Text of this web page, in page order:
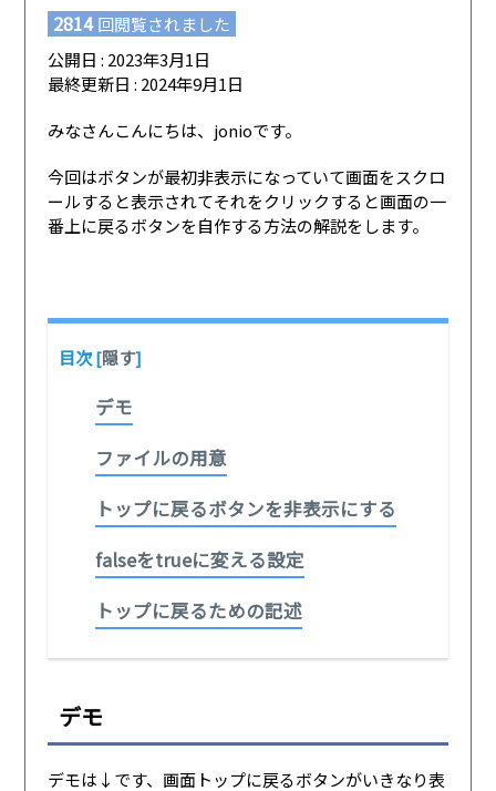
2814回閲覧されました
公開日 : 2023年3月1日
最終更新日 : 2024年9月1日
みなさんこんにちは、jonioです。
今回はボタンが最初非表示になっていて画面をスクロ
ールすると表示されてそれをクリックすると画面の一
番上に戻るボタンを自作する方法の解説をします。
目次[隠す]
デモ
ファイルの用意
トップに戻るボタンを非表示にする
falseをtrueに変える設定
トップに戻るための記述
デモ
デモは↓です、画面トップに戻るボタンがいきなり表